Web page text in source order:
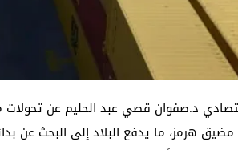
د.صفوان قصي عبد الحليم عن تحولات
هرمز، ما يدفع البلاد إلى البحث عن